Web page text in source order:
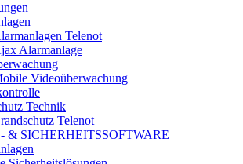
Telenot
Alarmanlage
Videoüberwachung
Technik
Telenot
& SICHERHEITSSOFTWARE